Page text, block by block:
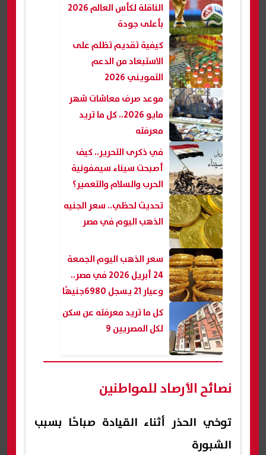
الناقلة لكأس العالم 2026
بأعلى جودة
كيفية تقديم تظلم على
الاستبعاد من الدعم
التمويني 2026
موعد صرف معاشات شهر
مايو 2026.. كل ما تريد
معرفته
في ذكرى التحرير.. كيف
أصبحت سيناء سيمفونية
الحرب والسلام والتعمير؟
تحديث لحظي.. سعر الجنيه
الذهب اليوم في مصر
سعر الذهب اليوم الجمعة
24 أبريل 2026 في مصر..
وعيار 21 يسجل 6980جنيهًا
كل ما تريد معرفته عن سكن
لكل المصريين 9
نصائح الأرصاد للمواطنين
توخي الحذر أثناء القيادة صباحًا بسبب
الشبورة